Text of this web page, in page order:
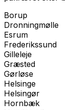
Borup
Dronningmølle
Esrum
Frederikssund
Gilleleje
Græsted
Gørløse
Helsinge
Helsingør
Hornbæk